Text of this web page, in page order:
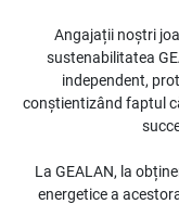
Angajații noștri
sustenabilitatea
independent,
conștientizând faptul
La GEALAN, la
energetice a